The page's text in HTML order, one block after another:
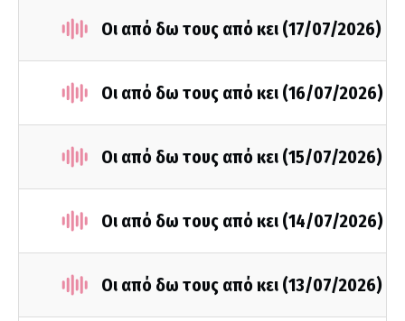
Οι από δω τους από κει (17/07/2026)
Οι από δω τους από κει (16/07/2026)
Οι από δω τους από κει (15/07/2026)
Οι από δω τους από κει (14/07/2026)
Οι από δω τους από κει (13/07/2026)